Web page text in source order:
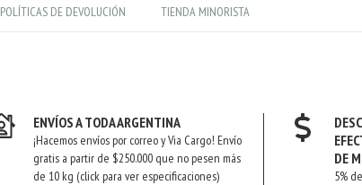
POLÍTICAS DE DEVOLUCIÓN TIENDA MINORISTA
ENVÍOS A TODA ARGENTINA
¡Hacemos envíos por correo y Via Cargo! Envío
gratis a partir de $250.000 que no pesen más
de 10 kg (click para ver especificaciones)
DE
5%